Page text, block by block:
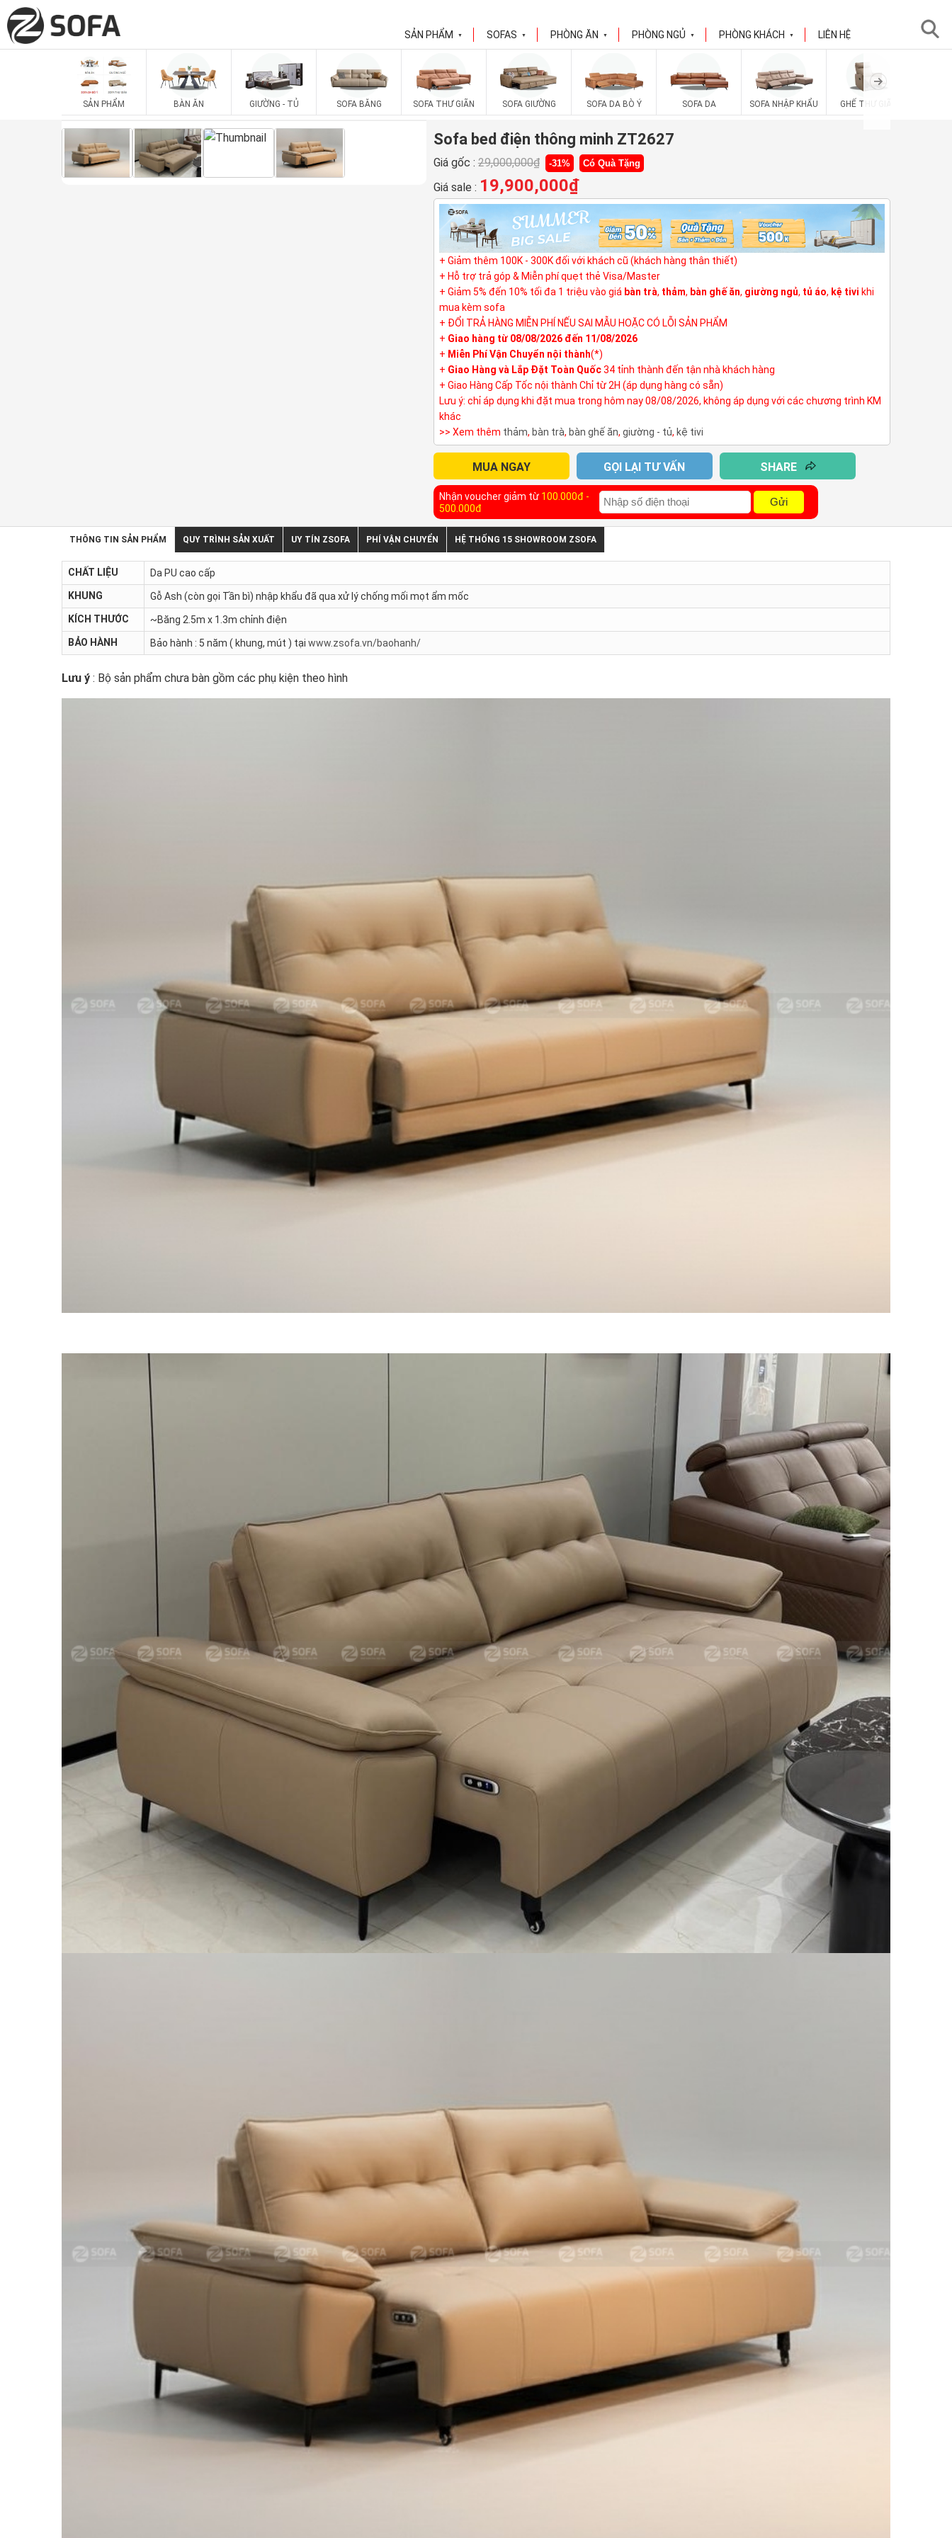
SẢN PHẨM ▼ SOFAS ▼ PHÒNG ĂN ▼ PHÒNG NGỦ ▼ PHÒNG KHÁCH ▼ LIÊN HỆ
SẢN PHẨM BÀN ĂN GIƯỜNG - TỦ SOFA BĂNG SOFA THƯ GIÃN SOFA GIƯỜNG SOFA DA BÒ Ý SOFA DA SOFA NHẬP KHẨU GHẾ THƯ GIÃN
Sofa bed điện thông minh ZT2627
Giá gốc : 29,000,000₫ -31% Có Quà Tặng
Giá sale : 19,900,000₫
+ Giảm thêm 100K - 300K đối với khách cũ (khách hàng thân thiết)
+ Hỗ trợ trả góp & Miễn phí quẹt thẻ Visa/Master
+ Giảm 5% đến 10% tối đa 1 triệu vào giá bàn trà, thảm, bàn ghế ăn, giường ngủ, tủ áo, kệ tivi khi
mua kèm sofa
+ ĐỔI TRẢ HÀNG MIỄN PHÍ NẾU SAI MẪU HOẶC CÓ LỖI SẢN PHẨM
+ Giao hàng từ 08/08/2026 đến 11/08/2026
+ Miễn Phí Vận Chuyển nội thành(*)
+ Giao Hàng và Lắp Đặt Toàn Quốc34 tỉnh thành đến tận nhà khách hàng
+ Giao Hàng Cấp Tốc nội thành Chỉ từ 2H (áp dụng hàng có sẵn)
Lưu ý: chỉ áp dụng khi đặt mua trong hôm nay 08/08/2026, không áp dụng với các chương trình KM
khác
>> Xem thêm thảm, bàn trà, bàn ghế ăn, giường - tủ, kệ tivi
MUA NGAY GỌI LẠI TƯ VẤN SHARE
Nhận voucher giảm từ 100.000đ -
500.000đ
Gửi
THÔNG TIN SẢN PHẨM QUY TRÌNH SẢN XUẤT UY TÍN ZSOFA PHÍ VẬN CHUYỂN HỆ THỐNG 15 SHOWROOM ZSOFA
CHẤT LIỆU
Da PU cao cấp
KHUNG
Gỗ Ash (còn gọi Tần bì) nhập khẩu đã qua xử lý chống mối mọt ẩm mốc
KÍCH THƯỚC
~Băng 2.5m x 1.3m chỉnh điện
BẢO HÀNH
Bảo hành : 5 năm ( khung, mút ) tại www.zsofa.vn/baohanh/
Lưu ý : Bộ sản phẩm chưa bàn gồm các phụ kiện theo hình